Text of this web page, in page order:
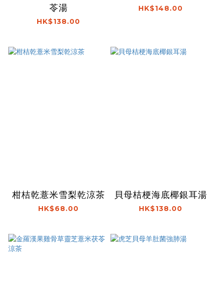
苓湯
HK$138.00
HK$148.00
柑桔乾薏米雪梨乾涼茶
HK$68.00
貝母桔梗海底椰銀耳湯
HK$138.00